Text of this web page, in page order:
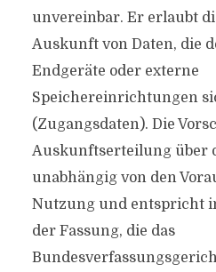
unvereinbar. Er erlaubt
Auskunft von Daten, die
Endgeräte oder externe
Speichereinrichtungen
(Zugangsdaten). Die
Auskunftserteilung über
unabhängig von den
Nutzung und entspricht
der Fassung, die das